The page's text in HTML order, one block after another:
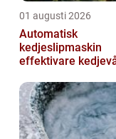
01 augusti 2026
Automatisk
kedjeslipmaskin
effektivare